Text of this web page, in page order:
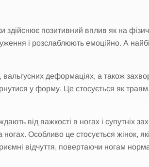
позитивний вплив як на
і розслаблюють емоційно. А
деформаціях, а також
у форму. Це стосується як
від важкості в ногах і супутніх
Особливо це стосується жінок,
відчуття, повертаючи ногам